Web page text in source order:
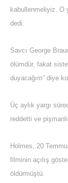
kabullenmeliyiz. O
dedi.
Savcı George
ölümdür, fakat
duyacağım” diye
Üç aylık yargı
reddetti ve
Holmes, 20
filminin açılış
öldürmüştü.